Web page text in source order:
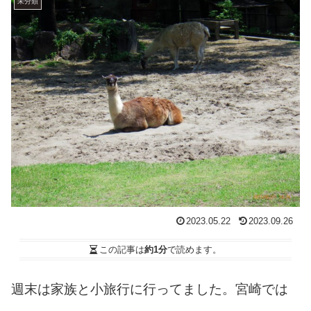
2023.05.22 2023.09.26
この記事は約1分で読めます。
週末は家族と小旅行に行ってました。宮崎では